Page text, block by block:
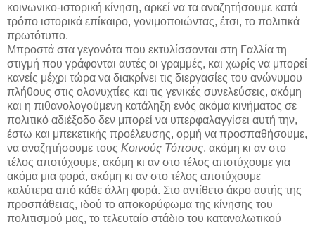
κοινωνικο-ιστορική κίνηση, αρκεί να τα αναζητήσουμε κατά
τρόπο ιστορικά επίκαιρο, γονιμοποιώντας, έτσι, το πολιτικά
πρωτότυπο.
Μπροστά στα γεγονότα που εκτυλίσσονται στη Γαλλία τη
στιγμή που γράφονται αυτές οι γραμμές, και χωρίς να μπορεί
κανείς μέχρι τώρα να διακρίνει τις διεργασίες του ανώνυμου
πλήθους στις ολονυχτίες και τις γενικές συνελεύσεις, ακόμη
και η πιθανολογούμενη κατάληξη ενός ακόμα κινήματος σε
πολιτικό αδιέξοδο δεν μπορεί να υπερφαλαγγίσει αυτή την,
έστω και μπεκετικής προέλευσης, ορμή να προσπαθήσουμε,
να αναζητήσουμε τους Κοινούς Τόπους, ακόμη κι αν στο
τέλος αποτύχουμε, ακόμη κι αν στο τέλος αποτύχουμε για
ακόμα μια φορά, ακόμη κι αν στο τέλος αποτύχουμε
καλύτερα από κάθε άλλη φορά. Στο αντίθετο άκρο αυτής της
προσπάθειας, ιδού το αποκορύφωμα της κίνησης του
πολιτισμού μας, το τελευταίο στάδιο του καταναλωτικού